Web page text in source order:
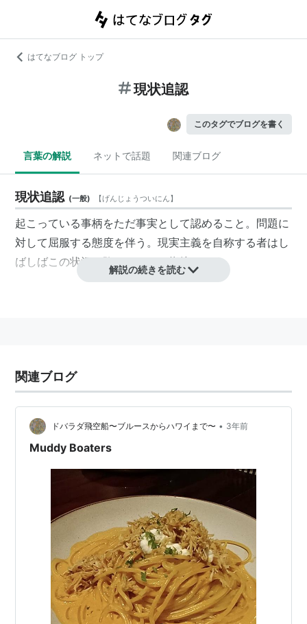
はてなブログ トップ
現状追認
このタグでブログを書く
言葉の解説 ネットで話題 関連ブログ
現状追認 (一般) 【げんじょうついにん】
起こっている事柄をただ事実として認めること。問題に
対して屈服する態度を伴う。現実主義を自称する者はし
ばしばこの状況に陥っていると指摘される。
解説の続きを読む
関連ブログ
ドバラダ飛空船〜ブルースからハワイまで〜 • 3年前
Muddy Boaters